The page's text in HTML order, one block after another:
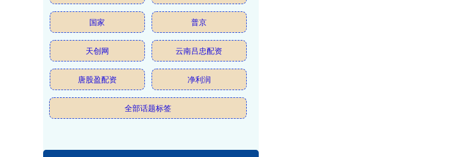
国家 普京
天创网 云南吕忠配资
唐股盈配资 净利润
全部话题标签